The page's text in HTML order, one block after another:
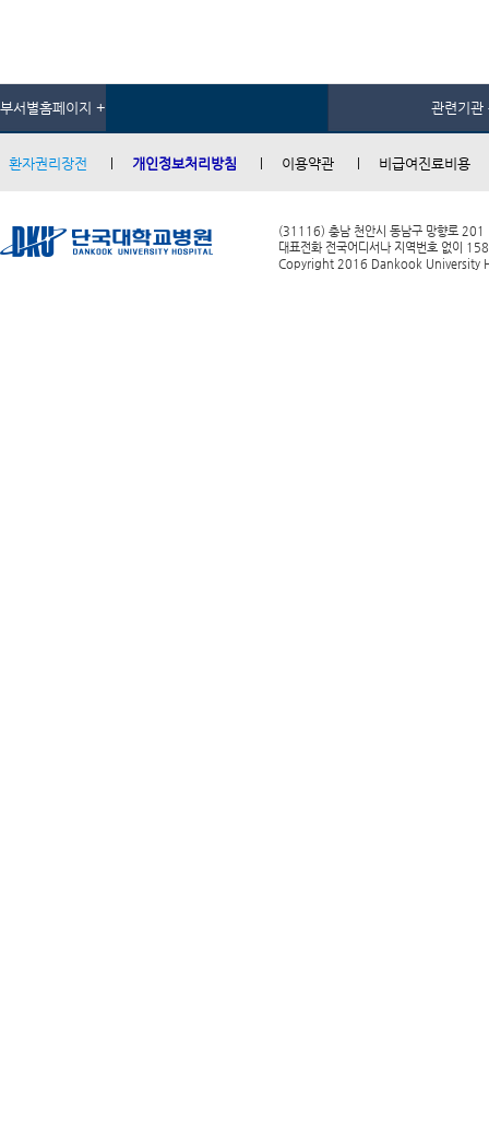
부서별홈페이지 + 관련기관
환자권리장전 개인정보처리방침 이용약관 비급여진료비용
(31116) 충남 천안시 동남구 망향로 201
대표전화 전국어디서나 지역번호 없이
Copyright 2016 Dankook University